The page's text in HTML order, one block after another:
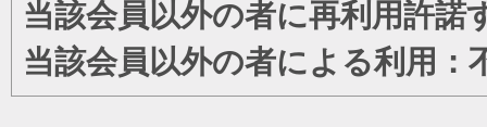
当該会員以外の者に再利用許諾
当該会員以外の者による利用：